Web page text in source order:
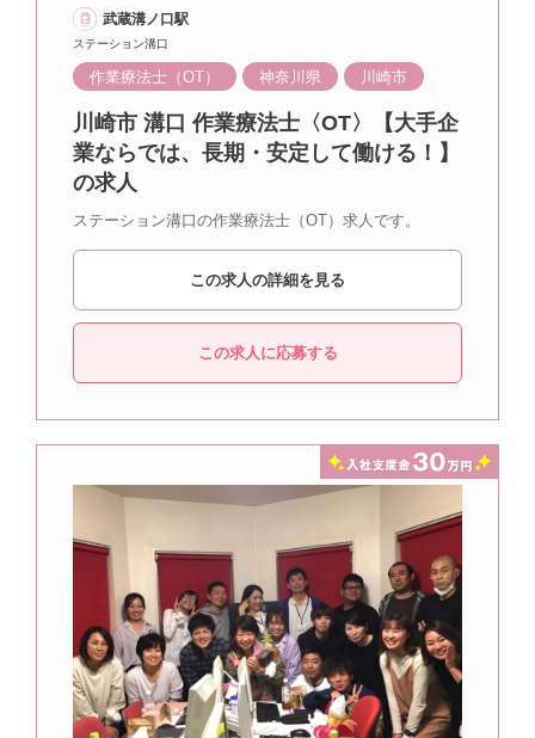
武蔵溝ノ口駅
ステーション溝口
作業療法士（OT） 神奈川県 川崎市
川崎市 溝口 作業療法士〈OT〉【大手企
業ならでは、長期・安定して働ける！】
の求人
ステーション溝口の作業療法士（OT）求人です。
この求人の詳細を見る
この求人に応募する